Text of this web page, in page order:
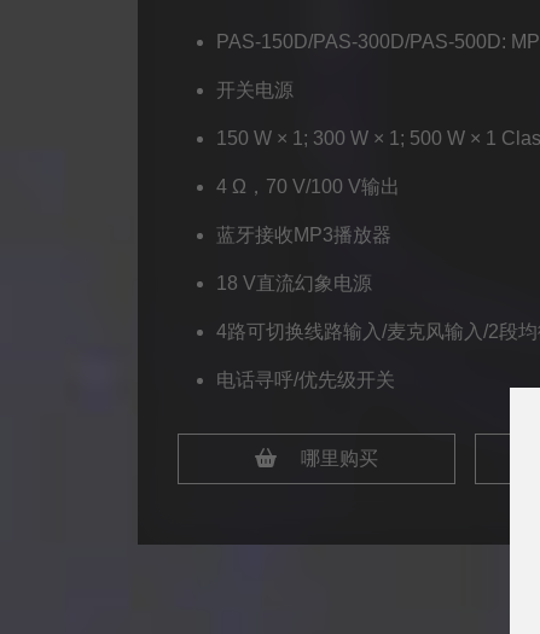
PAS-150D/PAS-300D/PAS-500D:
开关电源
150 W × 1; 300 W × 1; 500 W × 1
4 Ω，70 V/100 V输出
蓝牙接收MP3播放器
18 V直流幻象电源
4路可切换线路输入/麦克风输入/2段
电话寻呼/优先级开关
哪里购买